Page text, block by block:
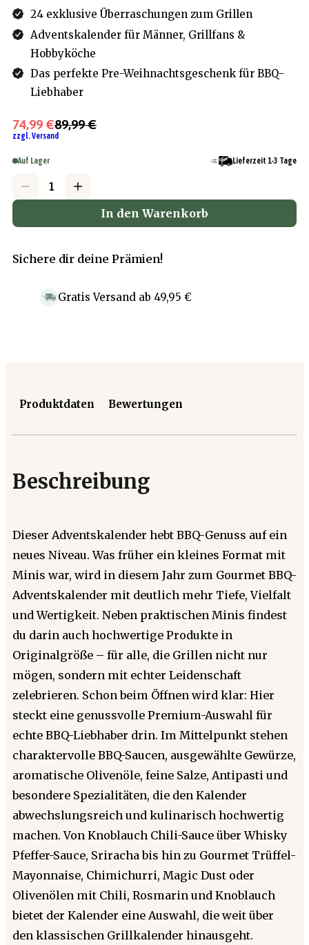
24 exklusive Überraschungen zum Grillen
Adventskalender für Männer, Grillfans &
Hobbyköche
Das perfekte Pre-Weihnachtsgeschenk für BBQ-
Liebhaber
74,99 €89,99 €
zzgl. Versand
Auf Lager Lieferzeit 1-3 Tage
In den Warenkorb
Sichere dir deine Prämien!
Gratis Versand ab 49,95 €
Produktdaten Bewertungen
Beschreibung
Dieser Adventskalender hebt BBQ-Genuss auf ein
neues Niveau. Was früher ein kleines Format mit
Minis war, wird in diesem Jahr zum Gourmet BBQ-
Adventskalender mit deutlich mehr Tiefe, Vielfalt
und Wertigkeit. Neben praktischen Minis findest
du darin auch hochwertige Produkte in
Originalgröße – für alle, die Grillen nicht nur
mögen, sondern mit echter Leidenschaft
zelebrieren. Schon beim Öffnen wird klar: Hier
steckt eine genussvolle Premium-Auswahl für
echte BBQ-Liebhaber drin. Im Mittelpunkt stehen
charaktervolle BBQ-Saucen, ausgewählte Gewürze,
aromatische Olivenöle, feine Salze, Antipasti und
besondere Spezialitäten, die den Kalender
abwechslungsreich und kulinarisch hochwertig
machen. Von Knoblauch Chili-Sauce über Whisky
Pfeffer-Sauce, Sriracha bis hin zu Gourmet Trüffel-
Mayonnaise, Chimichurri, Magic Dust oder
Olivenölen mit Chili, Rosmarin und Knoblauch
bietet der Kalender eine Auswahl, die weit über
den klassischen Grillkalender hinausgeht.